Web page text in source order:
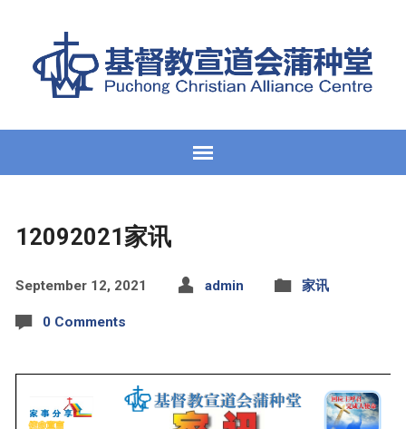
12092021家讯
September 12, 2021 admin 家讯
0 Comments